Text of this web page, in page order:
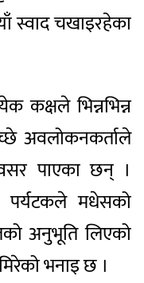
स्वाद चखाइरहेका
कक्षले भिन्नभिन्न
अवलोकनकर्ताले
पाएका छन् ।
पर्यटकले मधेसको
अनुभूति लिएको
भनाइ छ ।